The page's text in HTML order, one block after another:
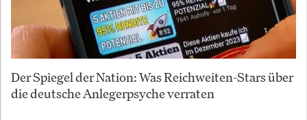
Der Spiegel der Nation: Was Reichweiten-Stars über
die deutsche Anlegerpsyche verraten